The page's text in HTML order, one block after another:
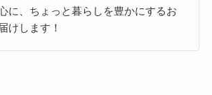
に、ちょっと暮らしを豊かにするお
けします！